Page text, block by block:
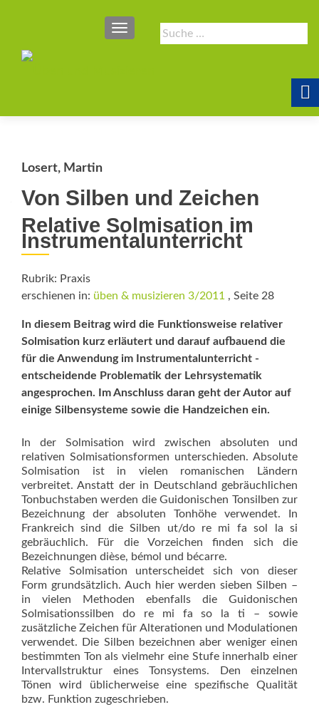
Suche
nach:
SCHALTE NAVIGATION
Losert, Martin
Von Silben und Zeichen
Relative Solmisation im
Instrumentalunterricht
Rubrik: Praxis
erschienen in: üben & musizieren 3/2011 , Seite 28
In diesem Beitrag wird die Funk­tionsweise relativer
Solmisation kurz erläutert und darauf aufbauend die
für die Anwendung im Instrumental­unterricht ­
entscheidende Problema­tik der Lehrsystematik
angesprochen. Im Anschluss daran geht der Autor auf
einige Silbensysteme sowie die Handzeichen ein.
In der Solmisation wird zwischen absoluten und
relativen Solmisationsformen unterschieden. Absolute
Solmisation ist in vielen romanischen Ländern
verbreitet. Anstatt der in Deutschland gebräuchlichen
Tonbuchstaben werden die Guidonischen Tonsilben zur
Bezeichnung der absoluten Tonhöhe verwendet. In
Frankreich sind die Silben ut/do re mi fa sol la si
gebräuchlich. Für die Vorzeichen finden sich die
Bezeichnungen dièse, bémol und bécarre.
Relative Solmisation unterscheidet sich von dieser
Form grundsätzlich. Auch hier werden sieben Silben –
in vielen Methoden ebenfalls die Guidonischen
Solmisationssilben do re mi fa so la ti – sowie
zusätzliche Zeichen für Alterationen und Modulationen
verwendet. Die Silben bezeichnen aber weniger einen
bestimmten Ton als vielmehr eine Stufe innerhalb einer
Intervallstruktur eines Tonsys­tems. Den einzelnen
Tönen wird üblicherweise eine spezifische Qualität
bzw. Funktion zugeschrieben.